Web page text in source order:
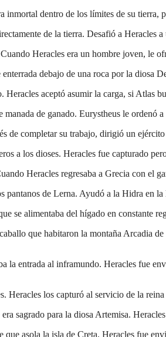
inmortal dentro de los límites de su
de la tierra. Desafió a Heracles
Heracles era un hombre joven, le
debajo de una roca por la diosa
aceptó asumir la carga, si Atlas
manada de ganado. Eurystheus le
de completar su trabajo, dirigió un
a los dioses. Heracles fue capturado
Heracles regresaba a Grecia con el
pantanos de Lerna. Ayudó a la Hidra en
se alimentaba del hígado en constante
que habitaron la montaña Arcadia
la entrada al inframundo. Heracles fue
Heracles los capturó al servicio de la
era sagrado para la diosa Artemisa.
asola la isla de Creta. Heracles fue